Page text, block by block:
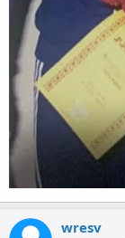
wresv